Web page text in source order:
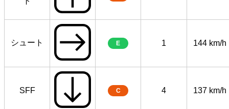
シュート E 1 144 km/h
SFF C 4 137 km/h